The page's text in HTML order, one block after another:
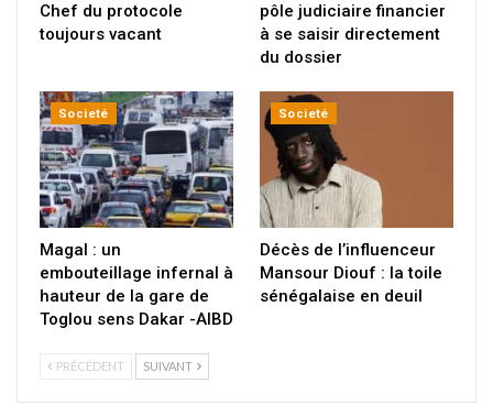
Chef du protocole
toujours vacant
pôle judiciaire financier
à se saisir directement
du dossier
Societé
Magal : un
embouteillage infernal à
hauteur de la gare de
Toglou sens Dakar -AIBD
Societé
Décès de l’influenceur
Mansour Diouf : la toile
sénégalaise en deuil
PRÉCÉDENT SUIVANT